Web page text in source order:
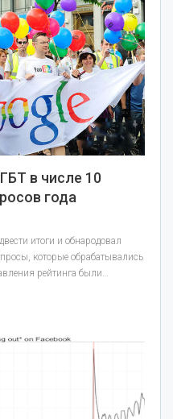
в числе 10
года
итоги и обнародовал
которые обрабатывались
рейтинга были…